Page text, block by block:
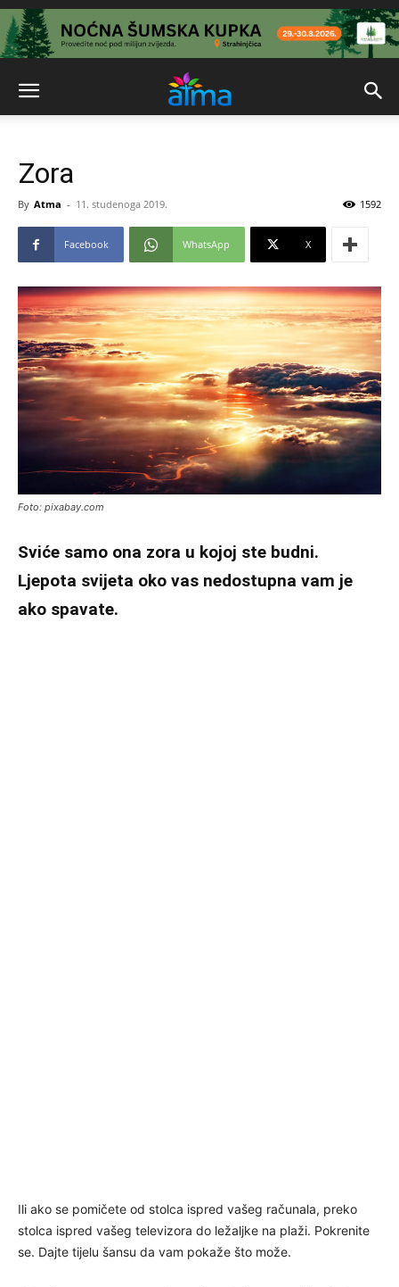
Zora
By Atma - 11. studenoga 2019. 1592
Facebook WhatsApp X
Foto: pixabay.com
Sviće samo ona zora u kojoj ste budni.
Ljepota svijeta oko vas nedostupna vam je
ako spavate.
Ili ako se pomičete od stolca ispred vašeg računala, preko
stolca ispred vašeg televizora do ležaljke na plaži. Pokrenite
se. Dajte tijelu šansu da vam pokaže što može.